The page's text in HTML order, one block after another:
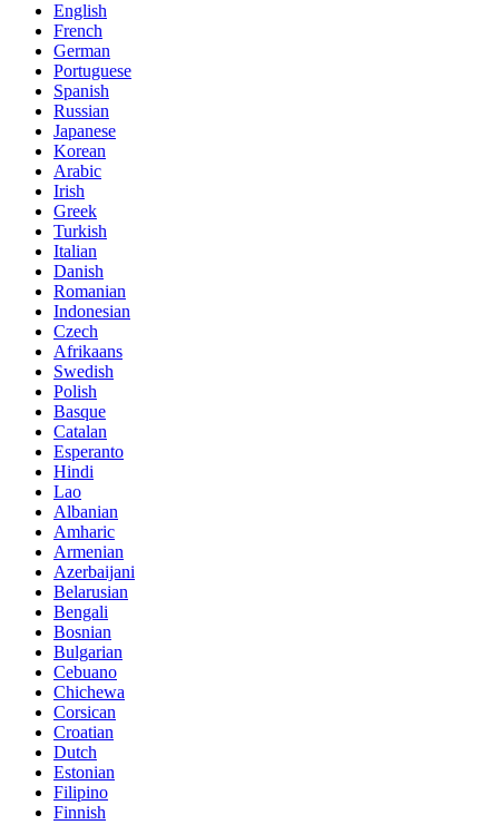
English
French
German
Portuguese
Spanish
Russian
Japanese
Korean
Arabic
Irish
Greek
Turkish
Italian
Danish
Romanian
Indonesian
Czech
Afrikaans
Swedish
Polish
Basque
Catalan
Esperanto
Hindi
Lao
Albanian
Amharic
Armenian
Azerbaijani
Belarusian
Bengali
Bosnian
Bulgarian
Cebuano
Chichewa
Corsican
Croatian
Dutch
Estonian
Filipino
Finnish